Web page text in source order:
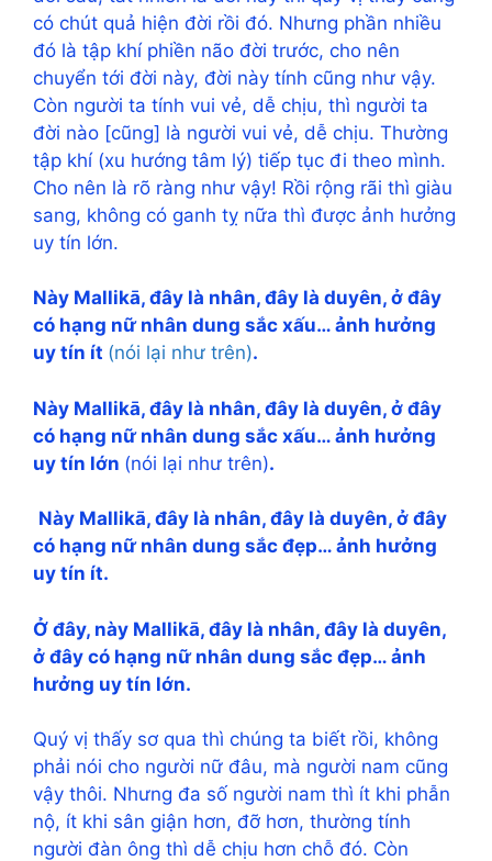
có chút quả hiện đời rồi đó. Nhưng phần nhiều
đó là tập khí phiền não đời trước, cho nên
chuyển tới đời này, đời này tính cũng như vậy.
Còn người ta tính vui vẻ, dễ chịu, thì người ta
đời nào [cũng] là người vui vẻ, dễ chịu. Thường
tập khí (xu hướng tâm lý) tiếp tục đi theo mình.
Cho nên là rõ ràng như vậy! Rồi rộng rãi thì giàu
sang, không có ganh tỵ nữa thì được ảnh hưởng
uy tín lớn.
Này Mallikā, đây là nhân, đây là duyên, ở đây
có hạng nữ nhân dung sắc xấu… ảnh hưởng
uy tín ít (nói lại như trên).
Này Mallikā, đây là nhân, đây là duyên, ở đây
có hạng nữ nhân dung sắc xấu… ảnh hưởng
uy tín lớn (nói lại như trên).
Này Mallikā, đây là nhân, đây là duyên, ở đây
có hạng nữ nhân dung sắc đẹp… ảnh hưởng
uy tín ít.
Ở đây, này Mallikā, đây là nhân, đây là duyên,
ở đây có hạng nữ nhân dung sắc đẹp… ảnh
hưởng uy tín lớn.
Quý vị thấy sơ qua thì chúng ta biết rồi, không
phải nói cho người nữ đâu, mà người nam cũng
vậy thôi. Nhưng đa số người nam thì ít khi phẫn
nộ, ít khi sân giận hơn, đỡ hơn, thường tính
người đàn ông thì dễ chịu hơn chỗ đó. Còn